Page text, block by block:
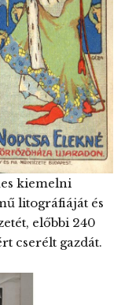
kiemelni
litográfiáját és
előbbi 240
cserélt gazdát.